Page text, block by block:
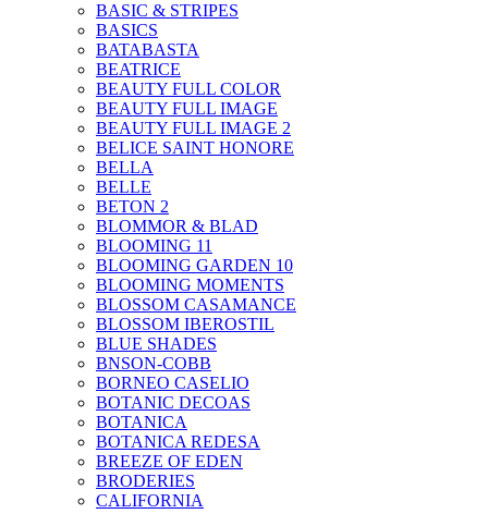
BASIC & STRIPES
BASICS
BATABASTA
BEATRICE
BEAUTY FULL COLOR
BEAUTY FULL IMAGE
BEAUTY FULL IMAGE 2
BELICE SAINT HONORE
BELLA
BELLE
BETON 2
BLOMMOR & BLAD
BLOOMING 11
BLOOMING GARDEN 10
BLOOMING MOMENTS
BLOSSOM CASAMANCE
BLOSSOM IBEROSTIL
BLUE SHADES
BNSON-COBB
BORNEO CASELIO
BOTANIC DECOAS
BOTANICA
BOTANICA REDESA
BREEZE OF EDEN
BRODERIES
CALIFORNIA